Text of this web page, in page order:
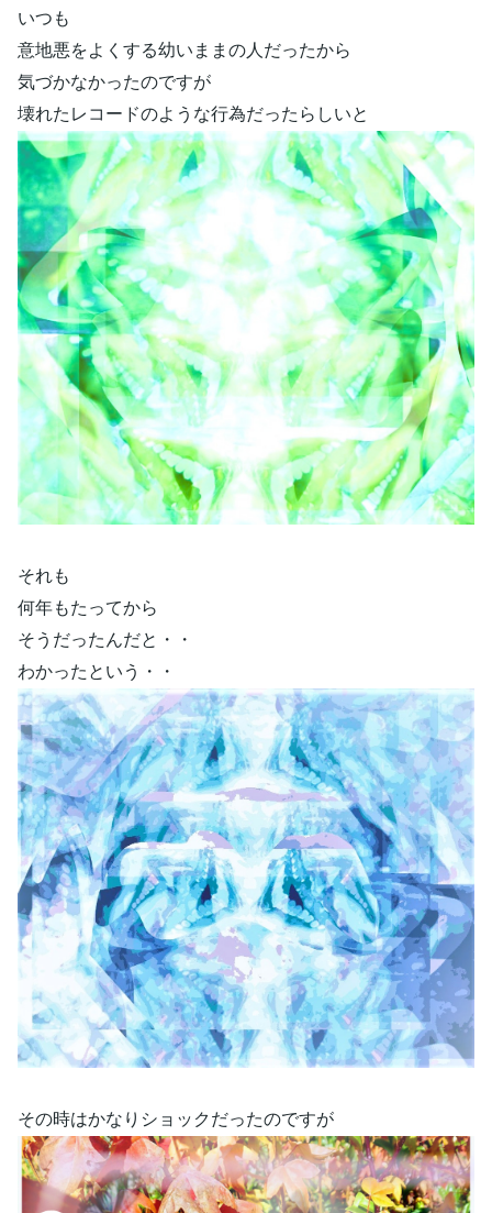
いつも
意地悪をよくする幼いままの人だったから
気づかなかったのですが
壊れたレコードのような行為だったらしいと
それも
何年もたってから
そうだったんだと・・
わかったという・・
その時はかなりショックだったのですが